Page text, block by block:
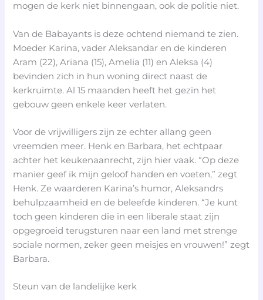
mogen de kerk niet binnengaan, ook de politie niet.
Van de Babayants is deze ochtend niemand te zien.
Moeder Karina, vader Aleksandar en de kinderen
Aram (22), Ariana (15), Amelia (11) en Aleksa (4)
bevinden zich in hun woning direct naast de
kerkruimte. Al 15 maanden heeft het gezin het
gebouw geen enkele keer verlaten.
Voor de vrijwilligers zijn ze echter allang geen
vreemden meer. Henk en Barbara, het echtpaar
achter het keukenaanrecht, zijn hier vaak. “Op deze
manier geef ik mijn geloof handen en voeten,” zegt
Henk. Ze waarderen Karina’s humor, Aleksandrs
behulpzaamheid en de beleefde kinderen. “Je kunt
toch geen kinderen die in een liberale staat zijn
opgegroeid terugsturen naar een land met strenge
sociale normen, zeker geen meisjes en vrouwen!” zegt
Barbara.
Steun van de landelijke kerk